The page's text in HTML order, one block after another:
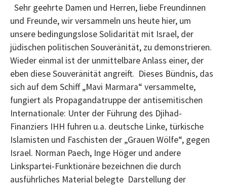
Sehr geehrte Damen und Herren, liebe Freundinnen
und Freunde, wir versammeln uns heute hier, um
unsere bedingungslose Solidarität mit Israel, der
jüdischen politischen Souveränität, zu demonstrieren.
Wieder einmal ist der unmittelbare Anlass einer, der
eben diese Souveränität angreift. Dieses Bündnis, das
sich auf dem Schiff „Mavi Marmara“ versammelte,
fungiert als Propagandatruppe der antisemitischen
Internationale: Unter der Führung des Djihad-
Finanziers IHH fuhren u.a. deutsche Linke, türkische
Islamisten und Faschisten der „Grauen Wölfe“, gegen
Israel. Norman Paech, Inge Höger und andere
Linkspartei-Funktionäre bezeichnen die durch
ausführliches Material belegte Darstellung der